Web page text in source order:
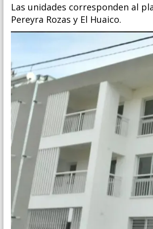
Las unidades corresponden al
Pereyra Rozas y El Huaico.